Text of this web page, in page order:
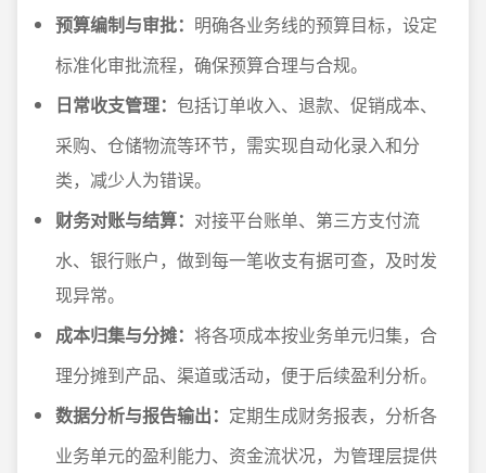
预算编制与审批： 明确各业务线的预算目标，设定
标准化审批流程，确保预算合理与合规。
日常收支管理： 包括订单收入、退款、促销成本、
采购、仓储物流等环节，需实现自动化录入和分
类，减少人为错误。
财务对账与结算： 对接平台账单、第三方支付流
水、银行账户，做到每一笔收支有据可查，及时发
现异常。
成本归集与分摊： 将各项成本按业务单元归集，合
理分摊到产品、渠道或活动，便于后续盈利分析。
数据分析与报告输出： 定期生成财务报表，分析各
业务单元的盈利能力、资金流状况，为管理层提供